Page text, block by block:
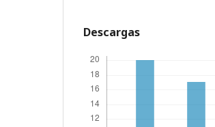
Descargas